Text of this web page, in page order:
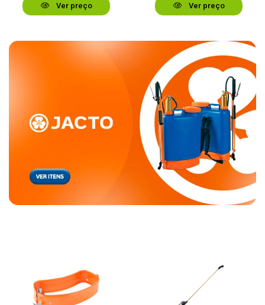
Ver preço Ver preço